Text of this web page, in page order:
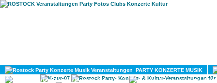
PARTY KONZERTE MUSIK
KULTUR